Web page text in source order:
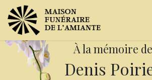
À la mémoire de
Denis